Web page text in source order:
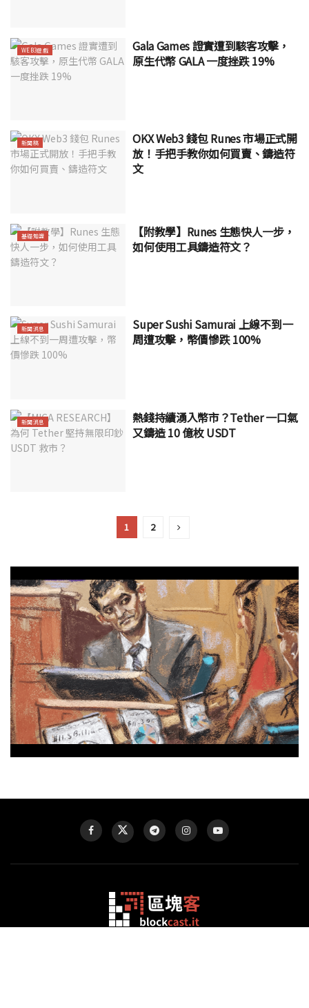
WEB3遊戲
Gala Games 證實遭到駭客攻擊，
原生代幣 GALA 一度挫跌 19%
新聞稿
OKX Web3 錢包 Runes 市場正式開
放！手把手教你如何買賣、鑄造符
文
基礎知識
【附教學】Runes 生態快人一步，
如何使用工具鑄造符文？
新聞消息
Super Sushi Samurai 上線不到一
周遭攻擊，幣價慘跌 100%
新聞消息
熱錢持續湧入幣市？Tether 一口氣
又鑄造 10 億枚 USDT
1 2